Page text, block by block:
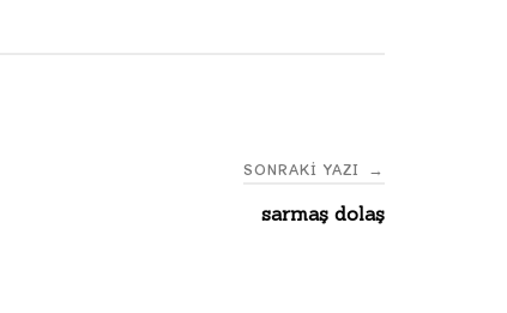
SONRAKI YAZI →
sarmaş dolaş